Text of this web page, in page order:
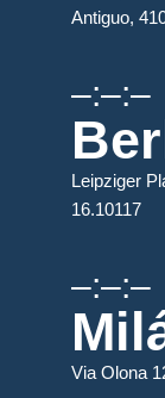
Antiguo,
–:–:–
Leipziger
16.10117
–:–:–
Via Olona